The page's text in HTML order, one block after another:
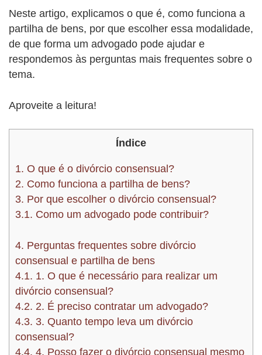
Neste artigo, explicamos o que é, como funciona a
partilha de bens, por que escolher essa modalidade,
de que forma um advogado pode ajudar e
respondemos às perguntas mais frequentes sobre o
tema.
Aproveite a leitura!
Índice
1. O que é o divórcio consensual?
2. Como funciona a partilha de bens?
3. Por que escolher o divórcio consensual?
3.1. Como um advogado pode contribuir?
4. Perguntas frequentes sobre divórcio
consensual e partilha de bens
4.1. 1. O que é necessário para realizar um
divórcio consensual?
4.2. 2. É preciso contratar um advogado?
4.3. 3. Quanto tempo leva um divórcio
consensual?
4.4. 4. Posso fazer o divórcio consensual mesmo